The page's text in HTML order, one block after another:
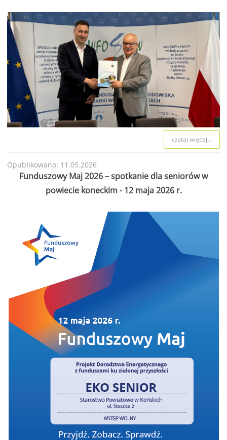
czytaj więcej...
Opublikowano: 11.05.2026
Funduszowy Maj 2026 – spotkanie dla seniorów w
powiecie koneckim - 12 maja 2026 r.